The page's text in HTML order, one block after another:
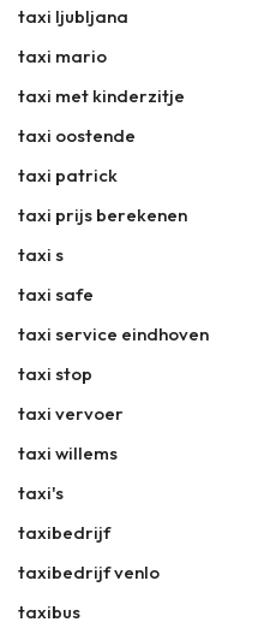
taxi ljubljana
taxi mario
taxi met kinderzitje
taxi oostende
taxi patrick
taxi prijs berekenen
taxi s
taxi safe
taxi service eindhoven
taxi stop
taxi vervoer
taxi willems
taxi's
taxibedrijf
taxibedrijf venlo
taxibus